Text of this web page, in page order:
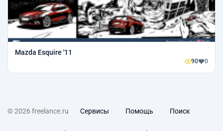
Mazda Esquire '11
90 0
© 2026 freelance.ru Сервисы Помощь Поиск